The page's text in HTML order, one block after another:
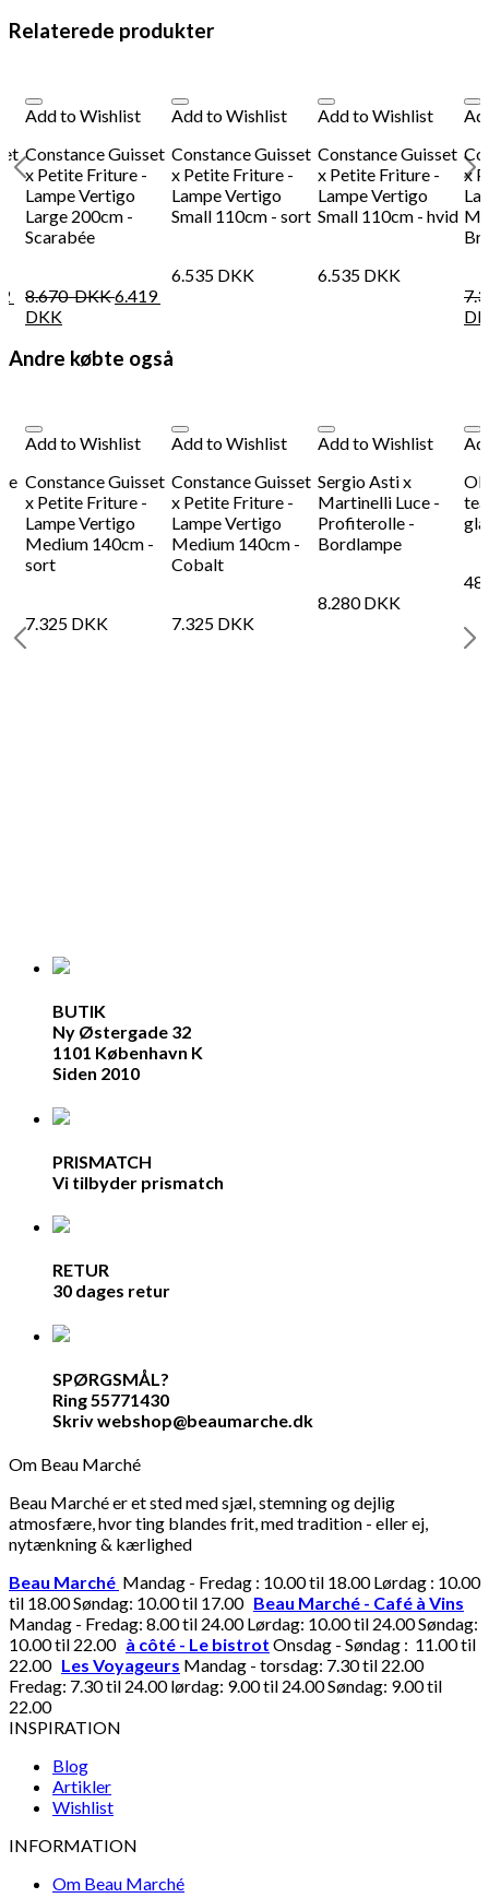
Relaterede produkter
Add to Wishlist
Constance Guisset
x Petite Friture -
Lampe Vertigo
Large 200cm -
Scarabée
8.670DKK6.419
DKK
Add to Wishlist
Constance Guisset
x Petite Friture -
Lampe Vertigo
Small 110cm - sort
6.535 DKK
Add to Wishlist
Constance Guisset
x Petite Friture -
Lampe Vertigo
Small 110cm - hvid
6.535 DKK
x
Andre købte også
Add to Wishlist
Constance Guisset
x Petite Friture -
Lampe Vertigo
Medium 140cm -
sort
7.325 DKK
Add to Wishlist
Constance Guisset
x Petite Friture -
Lampe Vertigo
Medium 140cm -
Cobalt
7.325 DKK
Add to Wishlist
Sergio Asti x
Martinelli Luce -
Profiterolle -
Bordlampe
8.280DKK
BUTIK
Ny Østergade 32
1101 København K
Siden 2010
PRISMATCH
Vi tilbyder prismatch
RETUR
30 dages retur
SPØRGSMÅL?
Ring 55771430
Skriv webshop@beaumarche.dk
Om Beau Marché
Beau Marché er et sted med sjæl, stemning og dejlig
atmosfære, hvor ting blandes frit, med tradition - eller ej,
nytænkning & kærlighed
Beau Marché Mandag - Fredag : 10.00 til 18.00 Lørdag : 10.00
til 18.00 Søndag: 10.00 til 17.00 Beau Marché - Café à Vins
Mandag - Fredag: 8.00 til 24.00 Lørdag: 10.00 til 24.00 Søndag:
10.00 til 22.00 à côté - Le bistrot Onsdag - Søndag : 11.00 til
22.00 Les Voyageurs Mandag - torsdag: 7.30 til 22.00
Fredag: 7.30 til 24.00 lørdag: 9.00 til 24.00 Søndag: 9.00 til
22.00
INSPIRATION
Blog
Artikler
Wishlist
INFORMATION
Om Beau Marché